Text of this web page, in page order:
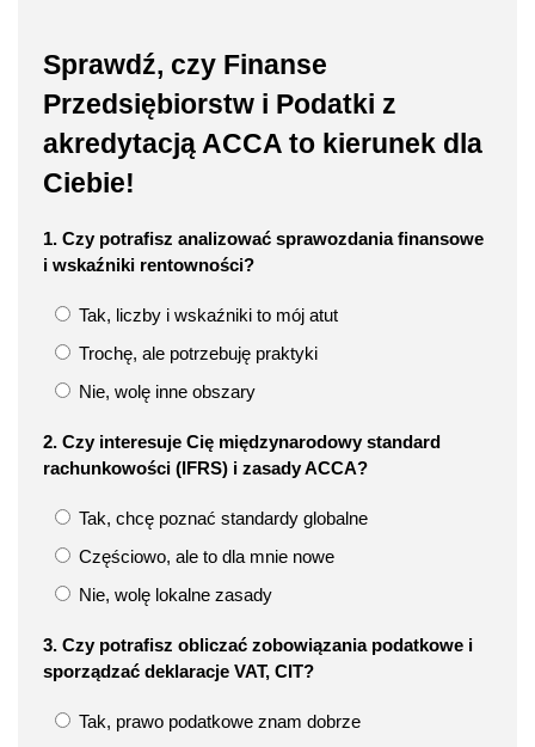
Sprawdź, czy Finanse
Przedsiębiorstw i Podatki z
akredytacją ACCA to kierunek dla
Ciebie!
1. Czy potrafisz analizować sprawozdania finansowe
i wskaźniki rentowności?
Tak, liczby i wskaźniki to mój atut
Trochę, ale potrzebuję praktyki
Nie, wolę inne obszary
2. Czy interesuje Cię międzynarodowy standard
rachunkowości (IFRS) i zasady ACCA?
Tak, chcę poznać standardy globalne
Częściowo, ale to dla mnie nowe
Nie, wolę lokalne zasady
3. Czy potrafisz obliczać zobowiązania podatkowe i
sporządzać deklaracje VAT, CIT?
Tak, prawo podatkowe znam dobrze